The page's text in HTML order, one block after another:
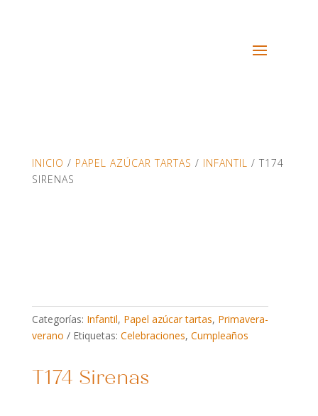
INICIO / PAPEL AZÚCAR TARTAS / INFANTIL / T174
SIRENAS
Categorías: Infantil, Papel azúcar tartas, Primavera-
verano
Etiquetas: Celebraciones, Cumpleaños
T174 Sirenas